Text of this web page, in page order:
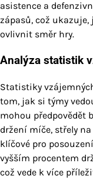
asistence a
zápasů, což
ovlivnit směr hry.
Analýza statistik
Statistiky
tom, jak si týmy
mohou předpovědět
držení míče, střely
klíčové pro
vyšším procentem
což vede k více